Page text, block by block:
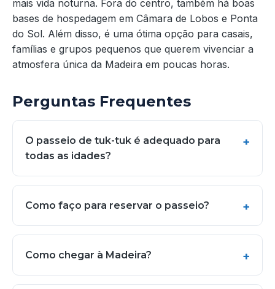
mais vida noturna. Fora do centro, também há boas
bases de hospedagem em Câmara de Lobos e Ponta
do Sol. Além disso, é uma ótima opção para casais,
famílias e grupos pequenos que querem vivenciar a
atmosfera única da Madeira em poucas horas.
Perguntas Frequentes
O passeio de tuk-tuk é adequado para
todas as idades?
Como faço para reservar o passeio?
Como chegar à Madeira?